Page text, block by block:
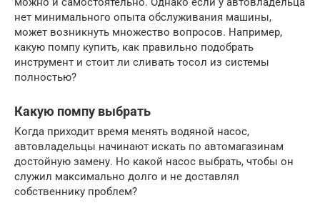
нет минимального опыта обслуживания машины,
может возникнуть множество вопросов. Например,
какую помпу купить, как правильно подобрать
инструмент и стоит ли сливать тосол из системы
полностью?
Какую помпу выбрать
Когда приходит время менять водяной насос,
автовладельцы начинают искать по автомагазинам
достойную замену. Но какой насос выбрать, чтобы он
служил максимально долго и не доставлял
собственнику проблем?